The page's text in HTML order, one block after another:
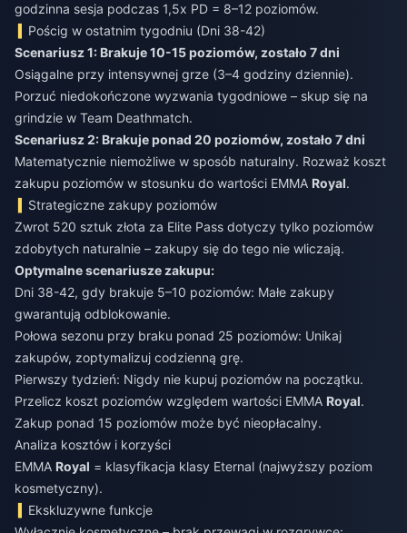
godzinna sesja podczas 1,5x PD = 8–12 poziomów.
Pościg w ostatnim tygodniu (Dni 38-42)
Scenariusz 1: Brakuje 10-15 poziomów, zostało 7 dni
Osiągalne przy intensywnej grze (3–4 godziny dziennie).
Porzuć niedokończone wyzwania tygodniowe – skup się na
grindzie w Team Deathmatch.
Scenariusz 2: Brakuje ponad 20 poziomów, zostało 7 dni
Matematycznie niemożliwe w sposób naturalny. Rozważ koszt
zakupu poziomów w stosunku do wartości EMMA Royal.
Strategiczne zakupy poziomów
Zwrot 520 sztuk złota za Elite Pass dotyczy tylko poziomów
zdobytych naturalnie – zakupy się do tego nie wliczają.
Optymalne scenariusze zakupu:
Dni 38-42, gdy brakuje 5–10 poziomów: Małe zakupy
gwarantują odblokowanie.
Połowa sezonu przy braku ponad 25 poziomów: Unikaj
zakupów, zoptymalizuj codzienną grę.
Pierwszy tydzień: Nigdy nie kupuj poziomów na początku.
Przelicz koszt poziomów względem wartości EMMA Royal.
Zakup ponad 15 poziomów może być nieopłacalny.
Analiza kosztów i korzyści
EMMA Royal = klasyfikacja klasy Eternal (najwyższy poziom
kosmetyczny).
Ekskluzywne funkcje